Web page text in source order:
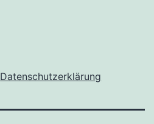
Datenschutzerklärung